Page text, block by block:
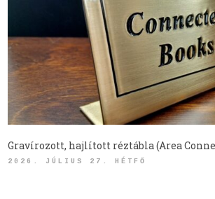
Gravírozott, hajlított réztábla (Area
2026. JÚLIUS 27. HÉTFŐ